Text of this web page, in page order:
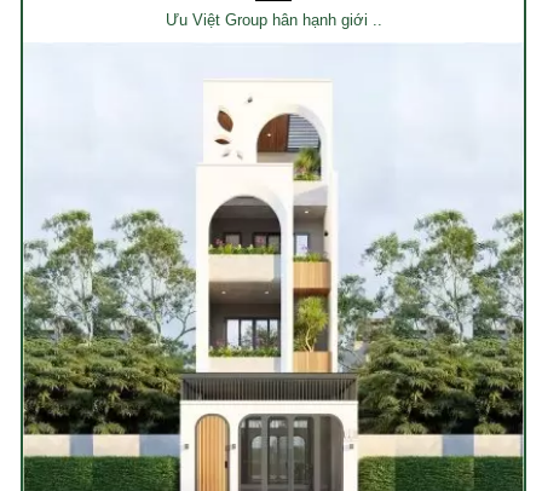
Ưu Việt Group hân hạnh giới ..